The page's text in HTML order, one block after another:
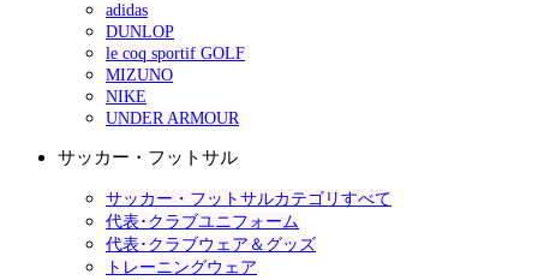
adidas
DUNLOP
le coq sportif GOLF
MIZUNO
NIKE
UNDER ARMOUR
サッカー・フットサル
サッカー・フットサルカテゴリすべて
代表･クラブユニフォーム
代表･クラブウェア＆グッズ
トレーニングウェア